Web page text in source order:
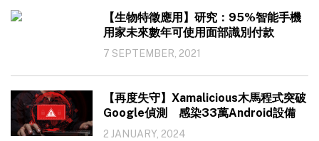
【生物特徵應用】研究：95%智能手機
用家未來數年可使用面部識別付款
7 SEPTEMBER, 2021
【再度失守】Xamalicious木馬程式突破
Google偵測 感染33萬Android設備
2 JANUARY, 2024